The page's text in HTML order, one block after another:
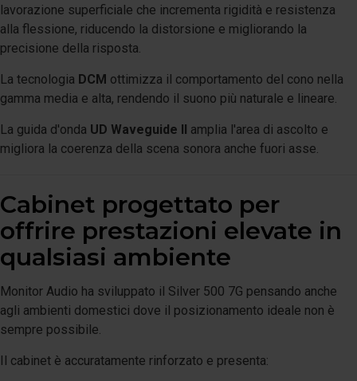
lavorazione superficiale che incrementa rigidità e resistenza
alla flessione, riducendo la distorsione e migliorando la
precisione della risposta.
La tecnologia DCM ottimizza il comportamento del cono nella
gamma media e alta, rendendo il suono più naturale e lineare.
La guida d'onda UD Waveguide II amplia l'area di ascolto e
migliora la coerenza della scena sonora anche fuori asse.
Cabinet progettato per
offrire prestazioni elevate in
qualsiasi ambiente
Monitor Audio ha sviluppato il Silver 500 7G pensando anche
agli ambienti domestici dove il posizionamento ideale non è
sempre possibile.
Il cabinet è accuratamente rinforzato e presenta: